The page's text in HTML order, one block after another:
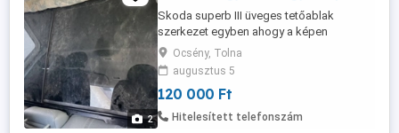
2
Skoda superb III üveges tetőablak
szerkezet egyben ahogy a képen
Ocsény, Tolna
augusztus 5
120 000 Ft
Hitelesített telefonszám